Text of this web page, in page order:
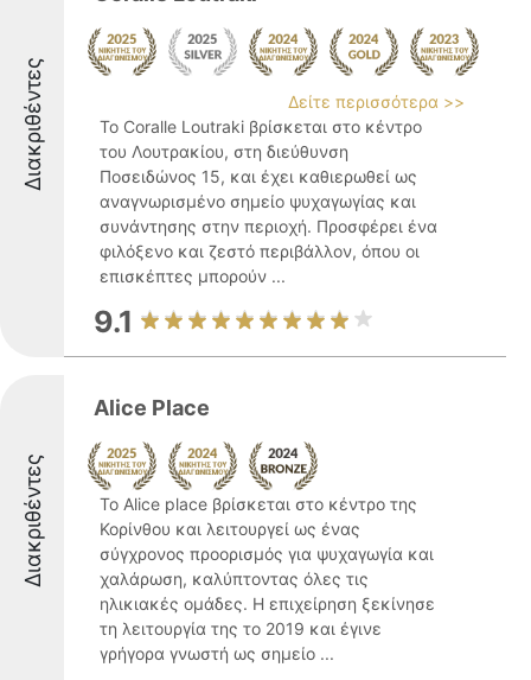
Διακριθέντες
Δείτε περισσότερα >>
Το Coralle Loutraki βρίσκεται στο κέντρο
του Λουτρακίου, στη διεύθυνση
Ποσειδώνος 15, και έχει καθιερωθεί ως
αναγνωρισμένο σημείο ψυχαγωγίας και
συνάντησης στην περιοχή. Προσφέρει ένα
φιλόξενο και ζεστό περιβάλλον, όπου οι
επισκέπτες μπορούν ...
9.1
Διακριθέντες
Alice Place
Το Alice place βρίσκεται στο κέντρο της
Κορίνθου και λειτουργεί ως ένας
σύγχρονος προορισμός για ψυχαγωγία και
χαλάρωση, καλύπτοντας όλες τις
ηλικιακές ομάδες. Η επιχείρηση ξεκίνησε
τη λειτουργία της το 2019 και έγινε
γρήγορα γνωστή ως σημείο ...